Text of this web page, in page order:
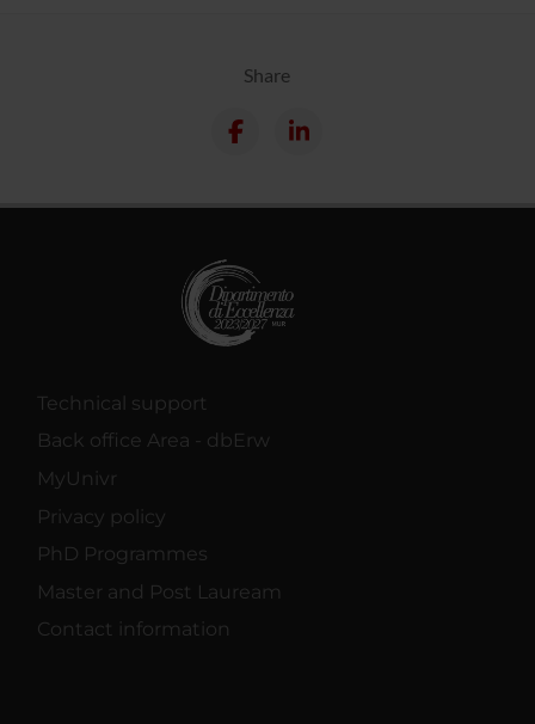
Share
Technical support
Back office Area - dbErw
MyUnivr
Privacy policy
PhD Programmes
Master and Post Lauream
Contact information